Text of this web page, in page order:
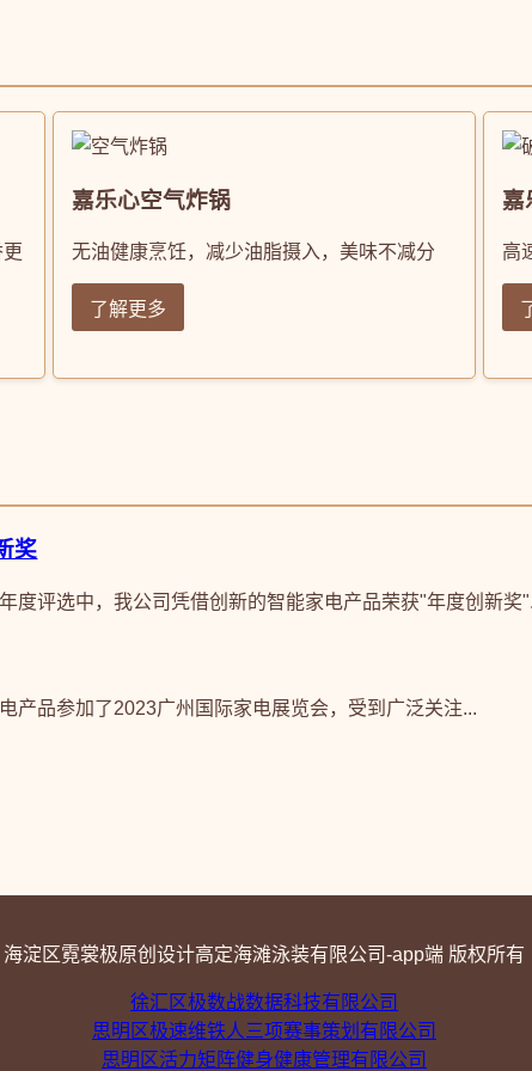
嘉乐心空气炸锅
无油健康烹饪，减少油脂摄入，美味不减分
了解更多
嘉
高
奖
度评选中，我公司凭借创新的智能家电产品荣获"年度创新奖
产品参加了2023广州国际家电展览会，受到广泛关注...
海淀区霓裳极原创设计高定海滩泳装有限公司-app端 版权所有
徐汇区极数战数据科技有限公司
思明区极速维铁人三项赛事策划有限公司
思明区活力矩阵健身健康管理有限公司